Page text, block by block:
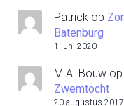
Patrick op
Batenburg
1 juni 2020
M.A. Bouw op
Zwemtocht
20 augustus 2017